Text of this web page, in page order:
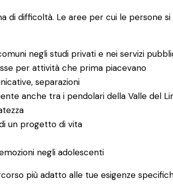
di difficoltà. Le aree per cui le persone
negli studi privati e nei servizi
per attività che prima piacevano
separazioni
anche tra i pendolari della Valle del
un progetto di vita
negli adolescenti
più adatto alle tue esigenze